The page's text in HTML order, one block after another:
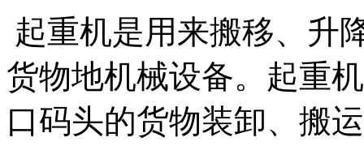
起重机是用来搬移、升
货物地机械设备。起重
口码头的货物装卸、搬